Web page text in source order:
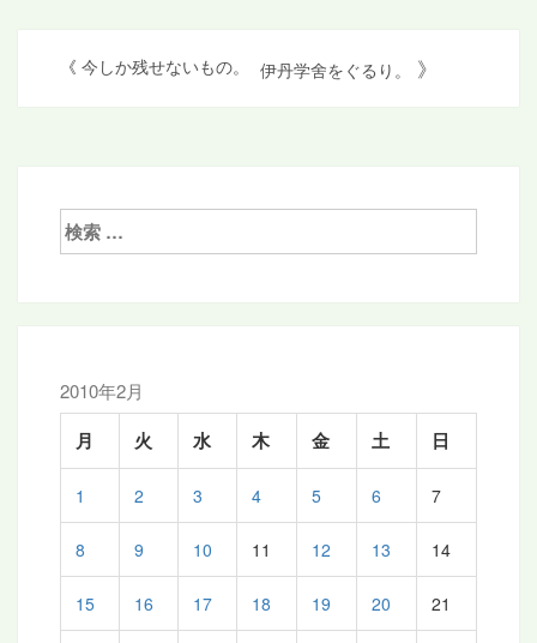
《 今しか残せないもの。 伊丹学舍をぐるり。 》
検
索:
2010年2月
月 火 水 木 金 土 日
1 2 3 4 5 6 7
8 9 10 11 12 13 14
15 16 17 18 19 20 21